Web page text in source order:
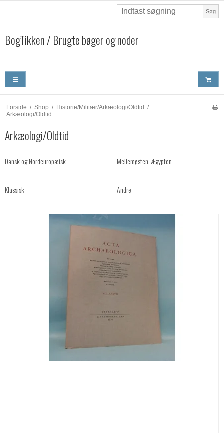
Søg
BogTikken / Brugte bøger og noder
Forside / Shop / Historie/Militær/Arkæologi/Oldtid /
Arkæologi/Oldtid
Arkæologi/Oldtid
Dansk og Nordeuropæisk Mellemøsten, Ægypten
Klassisk Andre